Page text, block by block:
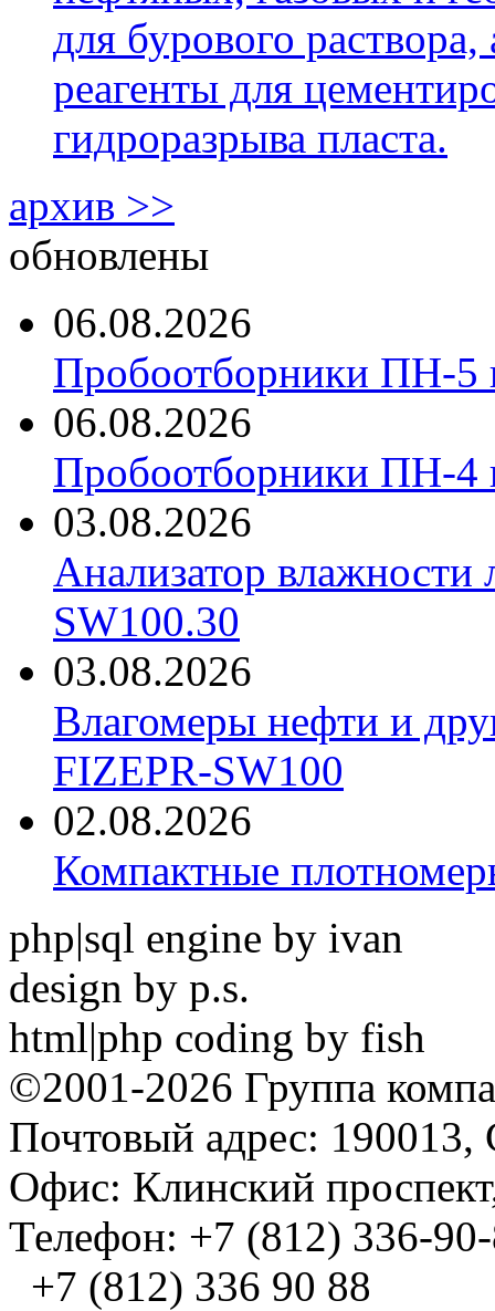
для бурового
реагенты для
гидроразрыва пласта.
архив >>
обновлены
06.08.2026
Пробоотборники ПН-
06.08.2026
Пробоотборники ПН-
03.08.2026
Анализатор
SW100.30
03.08.2026
Влагомеры нефти и
FIZEPR-SW100
02.08.2026
Компактные
php|sql engine by ivan
design by p.s.
html|php coding by fish
©2001-2026 Группа
Почтовый адрес: 190013,
Офис: Клинский
Телефон: +7 (812) 336-
+7 (812) 336 90 88